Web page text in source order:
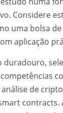
Considere
uma bolsa de
aplicação
duradouro,
de
contracts.